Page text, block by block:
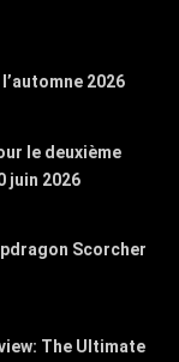
2026
le deuxième
juin 2026
Scorcher
The Ultimate